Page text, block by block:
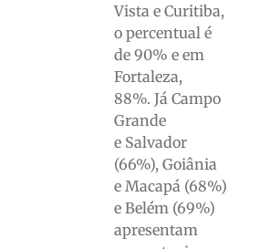
Vista e Curitiba,
o percentual é
de 90% e em
Fortaleza,
88%. Já Campo
Grande
e Salvador
(66%), Goiânia
e Macapá (68%)
e Belém (69%)
apresentam